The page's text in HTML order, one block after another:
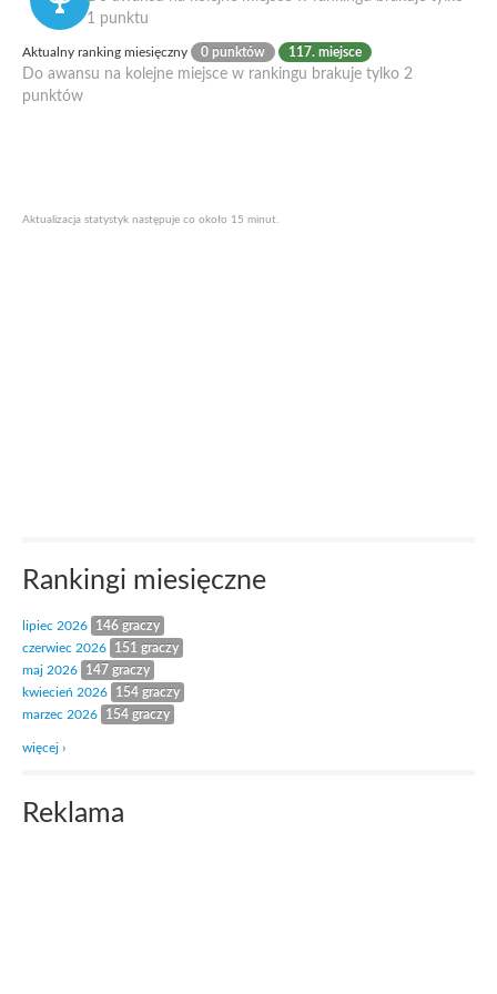
1 punktu
Aktualny ranking miesięczny 0 punktów 117. miejsce
Do awansu na kolejne miejsce w rankingu brakuje tylko 2
punktów
Aktualizacja statystyk następuje co około 15 minut.
Rankingi miesięczne
lipiec 2026
146 graczy
czerwiec 2026
151 graczy
maj 2026
147 graczy
kwiecień 2026
154 graczy
marzec 2026
154 graczy
więcej ›
Reklama